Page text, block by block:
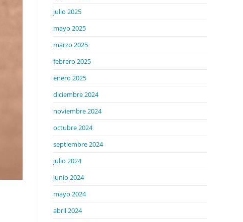
julio 2025
mayo 2025
marzo 2025
febrero 2025
enero 2025
diciembre 2024
noviembre 2024
octubre 2024
septiembre 2024
julio 2024
junio 2024
mayo 2024
abril 2024